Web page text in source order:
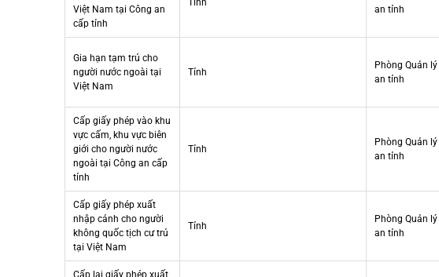
Việt Nam tại Công an
cấp tỉnh
an tỉnh
Gia hạn tạm trú cho
người nước ngoài tại
Việt Nam
Tỉnh
Phòng Quản
an tỉnh
Cấp giấy phép vào khu
vực cấm, khu vực biên
giới cho người nước
ngoài tại Công an cấp
tỉnh
Tỉnh
Phòng Quản
an tỉnh
Cấp giấy phép xuất
nhập cảnh cho người
không quốc tịch cư trú
tại Việt Nam
Tỉnh
Phòng Quản
an tỉnh
Cấp lại giấy phép xuất